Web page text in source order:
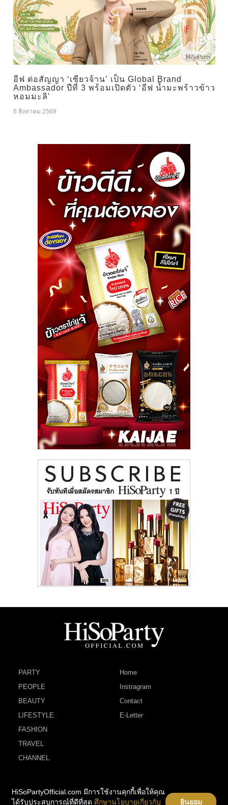
อีฟ ต่อสัญญา ‘เซียวจ้าน’ เป็น Global Brand
Ambassador ปีที่ 3 พร้อมเปิดตัว ‘อีฟ น้ำมะพร้าวข้าว
หอมมะลิ’
6 สิงหาคม 2569
PARTY
PEOPLE
BEAUTY
LIFESTYLE
FASHION
TRAVEL
CHANNEL
Home
Instragram
Contact
E-Letter
HiSoPartyOfficial.com มีการใช้งานคุกกี้เพื่อให้คุณ
ได้รับประสบการณ์ที่ดีที่สุด ศึกษานโยบายเกี่ยวกับ ยินยอม